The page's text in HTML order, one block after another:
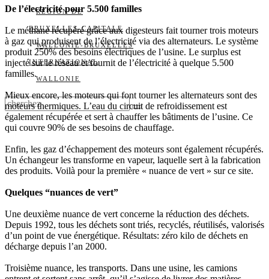
RÉGION DE
BRUXELLES-CAPITALE
WALLONIE-BRUXELLES
INTERNATIONAL
WALLONIE
De l’électricité pour 5.500 familles
Le méthane récupéré grâce aux digesteurs fait tourner trois moteurs
à gaz qui produisent de l’électricité via des alternateurs. Le système
produit 250% des besoins électriques de l’usine. Le surplus est
injecté sur le réseau et fournit de l’électricité à quelque 5.500
familles.
Mieux encore, les moteurs qui font tourner les alternateurs sont des
moteurs thermiques. L’eau du circuit de refroidissement est
également récupérée et sert à chauffer les bâtiments de l’usine. Ce
qui couvre 90% de ses besoins de chauffage.
Enfin, les gaz d’échappement des moteurs sont également récupérés.
Un échangeur les transforme en vapeur, laquelle sert à la fabrication
des produits. Voilà pour la première « nuance de vert » sur ce site.
Quelques “nuances de vert”
Une deuxième nuance de vert concerne la réduction des déchets.
Depuis 1992, tous les déchets sont triés, recyclés, réutilisés, valorisés
d’un point de vue énergétique. Résultats: zéro kilo de déchets en
décharge depuis l’an 2000.
Troisième nuance, les transports. Dans une usine, les camions